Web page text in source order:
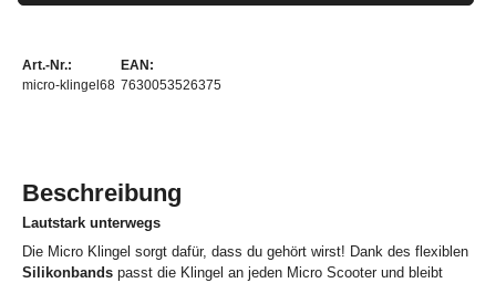
Art.-Nr.:
micro-klingel68
EAN:
7630053526375
Beschreibung
Lautstark unterwegs
Die Micro Klingel sorgt dafür, dass du gehört wirst! Dank des flexiblen
Silikonbands passt die Klingel an jeden Micro Scooter und bleibt